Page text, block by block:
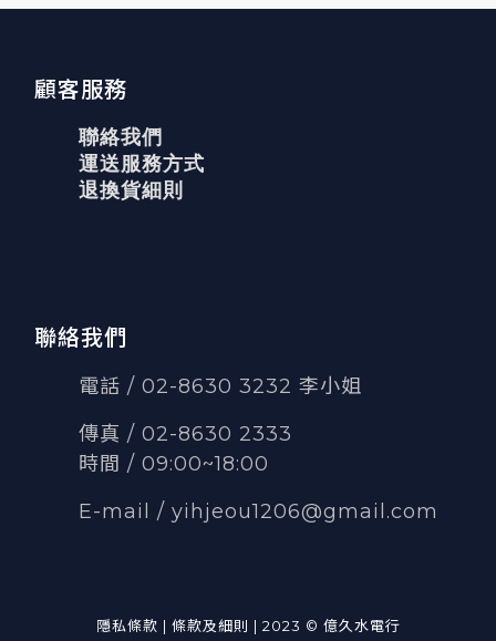
顧客服務
聯絡我們
運送服務方式
退換貨細則
聯絡我們
電話 / 02-8630 3232 李小姐
傳真 / 02-8630 2333
時間 / 09:00~18:00
E-mail / yihjeou1206@gmail.com
隱私條款 | 條款及細則 | 2023 © 億久水電行